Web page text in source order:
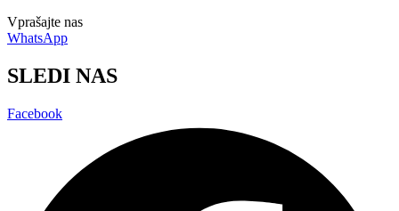
Vprašajte nas
WhatsApp
SLEDI NAS
Facebook